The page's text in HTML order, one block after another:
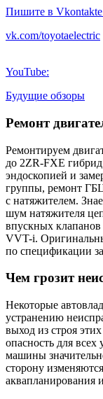
Пишите в
vk.com/toyotaelectric
YouTube:
Будущие обзоры
Ремонт
Ремонтируем
до 2ZR-FXE
эндоскопией и
группы, ремонт
с натяжителем.
шум натяжителя
впускных клапанов
VVT-i.
по спецификации
Чем грозит
Некоторые
устранению
выход из строя
опасность для
машины
сторону
аквапланирования